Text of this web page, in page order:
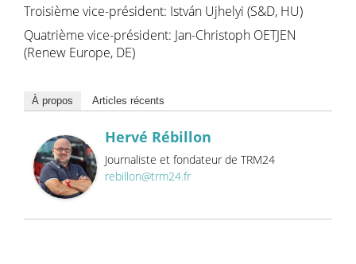
Troisième vice-président: István Ujhelyi (S&D, HU)
Quatrième vice-président: Jan-Christoph OETJEN
(Renew Europe, DE)
À propos Articles récents
Hervé Rébillon
Journaliste et fondateur de TRM24
rebillon@trm24.fr